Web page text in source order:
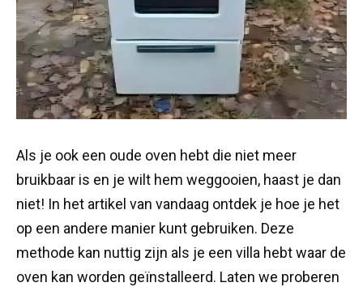
Als je ook een oude oven hebt die niet meer
bruikbaar is en je wilt hem weggooien, haast je dan
niet! In het artikel van vandaag ontdek je hoe je het
op een andere manier kunt gebruiken. Deze
methode kan nuttig zijn als je een villa hebt waar de
oven kan worden geïnstalleerd. Laten we proberen